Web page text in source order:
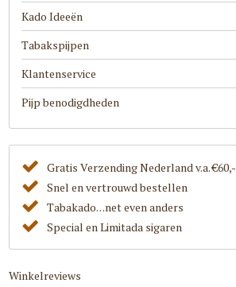
Kado Ideeën
Tabakspijpen
Klantenservice
Pijp benodigdheden
Gratis Verzending Nederland v.a. €60,-
Snel en vertrouwd bestellen
Tabakado. . .net even anders
Special en Limitada sigaren
Winkelreviews